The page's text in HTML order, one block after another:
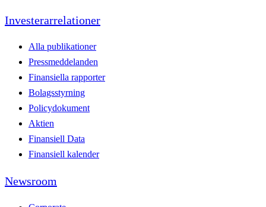
Investerarrelationer
Alla publikationer
Pressmeddelanden
Finansiella rapporter
Bolagsstyrning
Policydokument
Aktien
Finansiell Data
Finansiell kalender
Newsroom